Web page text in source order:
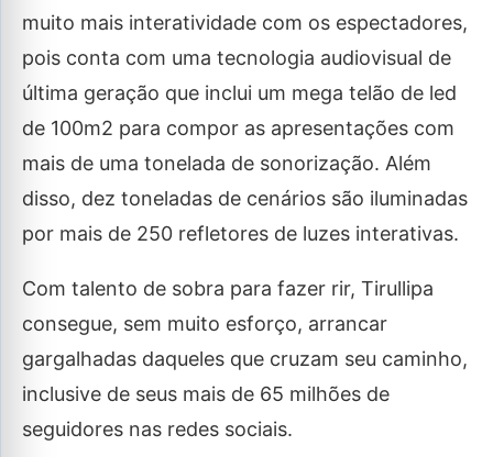
muito mais interatividade com os espectadores,
pois conta com uma tecnologia audiovisual de
última geração que inclui um mega telão de led
de 100m2 para compor as apresentações com
mais de uma tonelada de sonorização. Além
disso, dez toneladas de cenários são iluminadas
por mais de 250 refletores de luzes interativas.
Com talento de sobra para fazer rir, Tirullipa
consegue, sem muito esforço, arrancar
gargalhadas daqueles que cruzam seu caminho,
inclusive de seus mais de 65 milhões de
seguidores nas redes sociais.